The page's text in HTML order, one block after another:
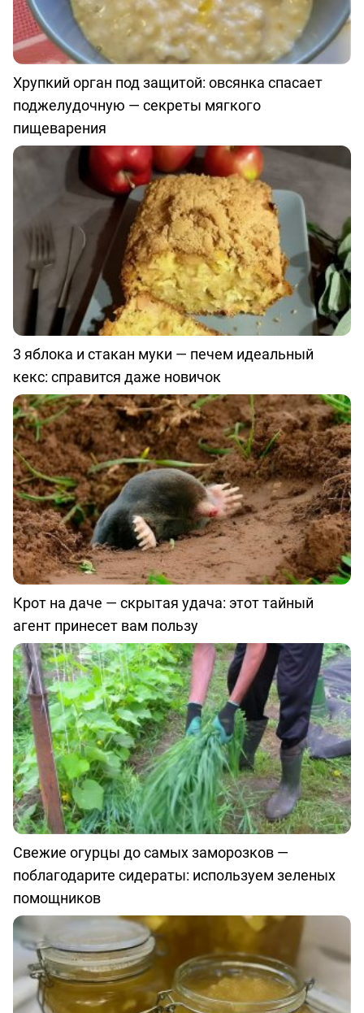
Хрупкий орган под защитой: овсянка спасает
поджелудочную — секреты мягкого
пищеварения
3 яблока и стакан муки — печем идеальный
кекс: справится даже новичок
Крот на даче — скрытая удача: этот тайный
агент принесет вам пользу
Свежие огурцы до самых заморозков —
поблагодарите сидераты: используем зеленых
помощников